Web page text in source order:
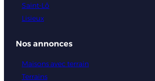
Saint-Lô
Lisieux
Nos annonces
Maisons avec terrain
Terrains